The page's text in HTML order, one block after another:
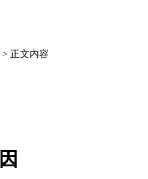
> 正文内容